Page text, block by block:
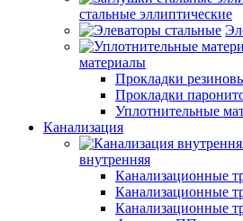
стальные эллиптические
материалы
Прокладки
Прокладки
Уплотнительные
Канализация
внутренняя
Канализационные
Канализационные
Канализационные